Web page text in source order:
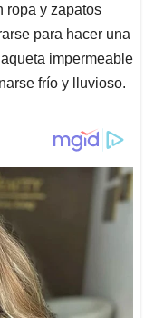
ropa y zapatos
para hacer una
impermeable
frío y lluvioso.